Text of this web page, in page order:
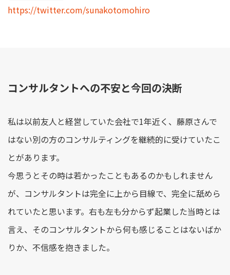
https://twitter.com/sunakotomohiro
コンサルタントへの不安と今回の決断
私は以前友人と経営していた会社で1年近く、藤原さんで
はない別の方のコンサルティングを継続的に受けていたこ
とがあります。
今思うとその時は若かったこともあるのかもしれません
が、コンサルタントは完全に上から目線で、完全に舐めら
れていたと思います。右も左も分からず起業した当時とは
言え、そのコンサルタントから何も感じることはないばか
りか、不信感を抱きました。